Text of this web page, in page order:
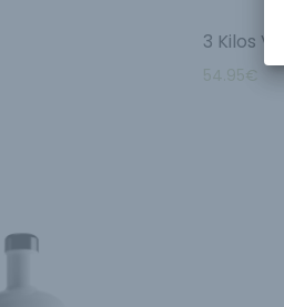
3 Kilos
54.95€